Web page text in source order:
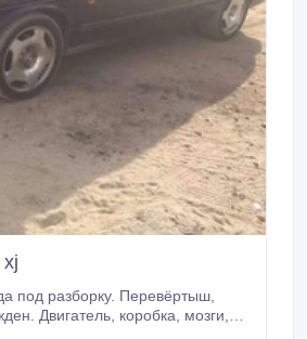
под разборку. Перевёртыш,
коробка, мозги,